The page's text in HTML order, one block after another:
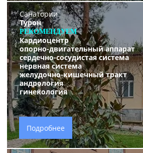
Санатории
Турон
РЕКОМЕНДУЕМ
Кардиоцентр
опорно-двигательный аппарат
сердечно-сосудистая система
нервная система
желудочно-кишечный тракт
андрология
гинекология
Подробнее